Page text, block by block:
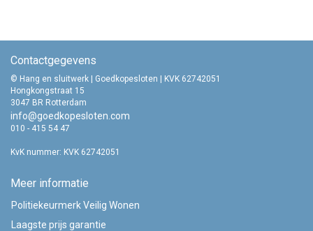
Contactgegevens
© Hang en sluitwerk | Goedkopesloten | KVK 62742051
Hongkongstraat 15
3047 BR Rotterdam
info@goedkopesloten.com
010 - 415 54 47
KvK nummer: KVK 62742051
Meer informatie
Politiekeurmerk Veilig Wonen
Laagste prijs garantie